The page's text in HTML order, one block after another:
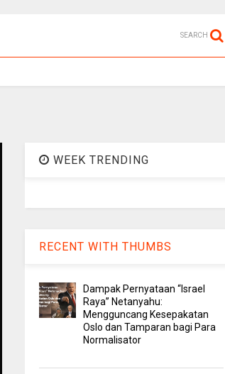
SEARCH
WEEK TRENDING
RECENT WITH THUMBS
Dampak Pernyataan “Israel
Raya” Netanyahu:
Mengguncang Kesepakatan
Oslo dan Tamparan bagi Para
Normalisator